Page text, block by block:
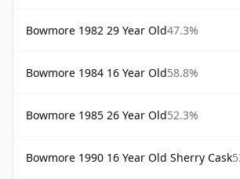
Bowmore 1982 29 Year Old47.3%
Bowmore 1984 16 Year Old58.8%
Bowmore 1985 26 Year Old52.3%
Bowmore 1990 16 Year Old Sherry Cask